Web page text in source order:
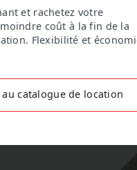
et rachetez votre
coût à la fin de la
Flexibilité et
au catalogue de location